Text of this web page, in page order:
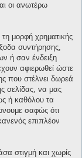
οι ανωτέρω
μορφή χρηματικής
συντήρησης,
ή σαν ένδειξη
αφιερωθεί ώστε
που στέλνει δωρεά
σελίδας, να μας
ή καθόλου τα
σαφώς ότι
επιπλέον
στιγμή και χωρίς